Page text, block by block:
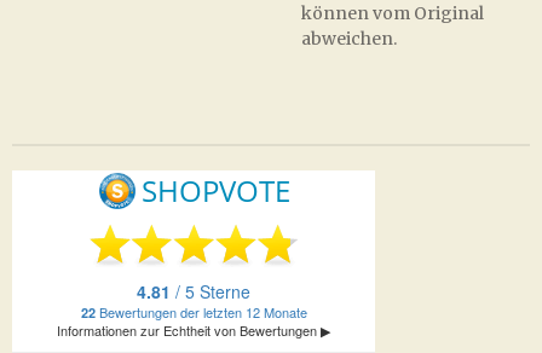
können vom Original
abweichen.